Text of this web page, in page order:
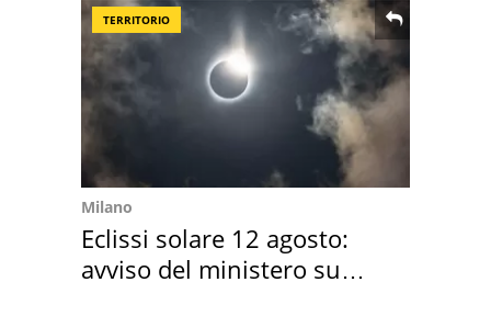
TERRITORIO
Milano
Eclissi solare 12 agosto:
avviso del ministero su